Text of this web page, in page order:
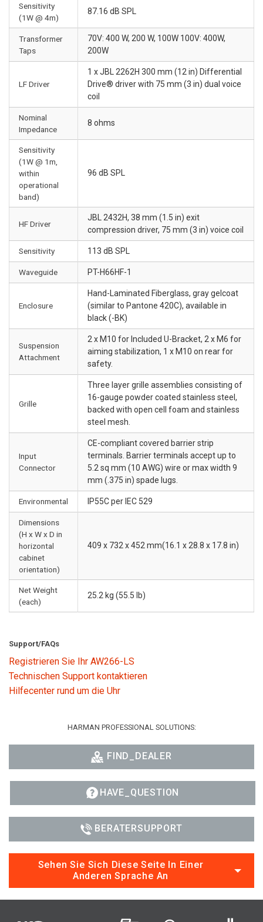
Sensitivity
(1W @ 4m)
87.16 dB SPL
Transformer
Taps
70V: 400 W, 200 W, 100W 100V: 400W,
200W
LF Driver
1 x JBL 2262H 300 mm (12 in) Differential
Drive® driver with 75 mm (3 in) dual voice
coil
Nominal
Impedance
8 ohms
Sensitivity
(1W @ 1m,
within
operational
band)
96 dB SPL
HF Driver
JBL 2432H, 38 mm (1.5 in) exit
compression driver, 75 mm (3 in) voice coil
Sensitivity 113 dB SPL
Waveguide PT-H66HF-1
Enclosure
Hand-Laminated Fiberglass, gray gelcoat
(similar to Pantone 420C), available in
black (-BK)
Suspension
Attachment
2 x M10 for Included U-Bracket, 2 x M6 for
aiming stabilization, 1 x M10 on rear for
safety.
Grille
Three layer grille assemblies consisting of
16-gauge powder coated stainless steel,
backed with open cell foam and stainless
steel mesh.
Input
Connector
CE-compliant covered barrier strip
terminals. Barrier terminals accept up to
5.2 sq mm (10 AWG) wire or max width 9
mm (.375 in) spade lugs.
Environmental IP55C per IEC 529
Dimensions
(H x W x D in
horizontal
cabinet
orientation)
409 x 732 x 452 mm(16.1 x 28.8 x 17.8 in)
Net Weight
(each)
25.2 kg (55.5 lb)
Support/FAQs
Registrieren Sie Ihr AW266-LS
Technischen Support kontaktieren
Hilfecenter rund um die Uhr
HARMAN PROFESSIONAL SOLUTIONS:
FIND_DEALER
HAVE_QUESTION
BERATERSUPPORT
Sehen Sie Sich Diese Seite In Einer
Anderen Sprache An